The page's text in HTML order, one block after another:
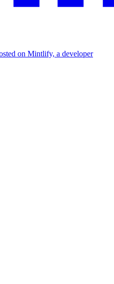
on Mintlify, a developer